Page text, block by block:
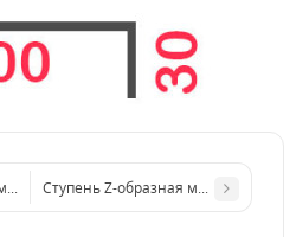
800x3 мм
Ступень Z-образная